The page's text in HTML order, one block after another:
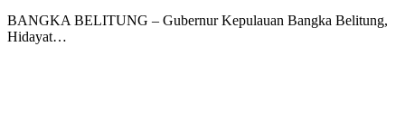
BANGKA BELITUNG – Gubernur Kepulauan Bangka Belitung,
Hidayat…